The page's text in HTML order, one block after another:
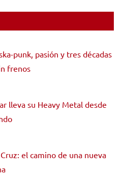
punk, pasión y tres décadas
frenos
lleva su Heavy Metal desde
el camino de una nueva